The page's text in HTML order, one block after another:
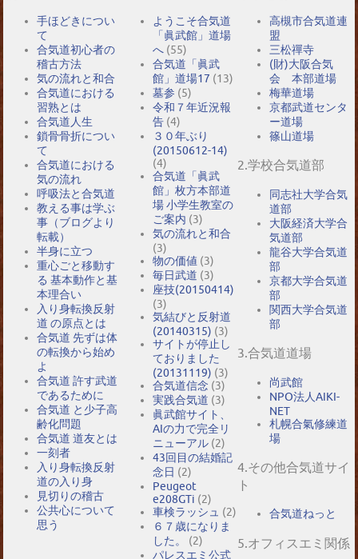
手ほどきについ
て
合気道初心者の
稽古方法
気の流れと和合
合気道における
習熟とは
合気道人生
鎖骨骨折につい
て
合気道における
気の流れ
呼吸法と合気道
教える事は学ぶ
事（ブログより
転載）
半身に立つ
重心ごと移動す
る 基本動作と基
本理合い
入り身転換反射
道 の原点とは
合気道 先ずは体
の転換から始め
よ
合気道 許す武道
であるために
合気道 と少子高
齢化問題
合気道 道友とは
一刻者
入り身転換反射
道の入り身
見切りの稽古
公共心について
思う
ようこそ合気道
「眞武館」道場
へ (55)
合気道「眞武
館」道場17 (13)
墓参 (5)
令和７年近況報
告 (4)
３０年ぶり
(20150612-14)
(4)
合気道「眞武
館」枚方本部道
場 小学生教室の
ご案内 (3)
気の流れと和合
(3)
物の価値 (3)
毎日武道 (3)
座技(20150414)
(3)
気結びと反射道
(20140315) (3)
サイトが停止し
ておりました
(20131119) (3)
合気道信念 (3)
実践合気道 (3)
眞武館サイト、
AIの力で完全リ
ニューアル (2)
43回目の結婚記
念日 (2)
Peugeot
e208GTi (2)
車検ラッシュ (2)
６７歳になりま
した。
(2)
パレスエミ公式
高槻市合気道連
盟
三松禪寺
(財)大阪合気
会 本部道場
梅華道場
京都武道センタ
ー道場
篠山道場
2.学校合気道部
同志社大学合気
道部
大阪経済大学合
気道部
龍谷大学合気道
部
京都大学合気道
部
関西大学合気道
部
3.合気道道場
尚武館
NPO法人AIKI-
NET
札幌合氣修練道
場
4.その他合気道サイ
ト
合気道ねっと
5.オフィスエミ関係